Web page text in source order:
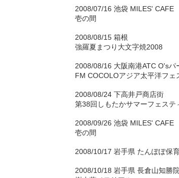
2008/07/16 池袋 MILES' CAFE
壱の間
2008/08/15 箱根
強羅夏まつり大文字焼2008
2008/08/16 大阪南港ATC O'sパ
FM COCOLOアジア太平洋フェ
2008/08/24 下高井戸商店街
第38回しもたかサマーフェステ
2008/09/26 池袋 MILES' CAFE
壱の間
2008/10/17 岩手県 たんぽぽ保
2008/10/18 岩手県 長倉山知勝院